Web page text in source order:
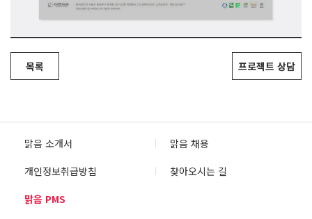
목록 프로젝트 상담
맑음 소개서
맑음 채용
개인정보취급방침
찾아오시는 길
맑음 PMS